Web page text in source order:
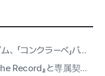
キム・ミジョ監督・俳優パク・ソダム、「コンクラーベ」バリアフリーバージョンに合流
イ・デフィ、Wake One傘下『Off The Record』と専属契約確定…オールラウンダー・アーティストのソロ第2幕